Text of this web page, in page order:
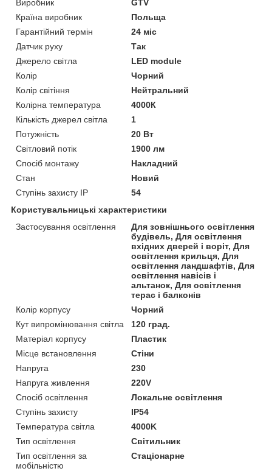
Виробник
GTV
Країна виробник
Польща
Гарантійний термін
24 міс
Датчик руху
Так
Джерело світла
LED module
Колір
Чорний
Колір світіння
Нейтральний
Колірна температура
4000К
Кількість джерел світла
1
Потужність
20 Вт
Світловий потік
1900 лм
Спосіб монтажу
Накладний
Стан
Новий
Ступінь захисту IP
54
Користувальницькі характеристики
Застосування освітлення
Для зовнішнього освітлення
будівель, Для освітлення
вхідних дверей і воріт, Для
освітлення крильця, Для
освітлення ландшафтів, Для
освітлення навісів і
альтанок, Для освітлення
терас і балконів
Колір корпусу
Чорний
Кут випромінювання світла
120 град.
Матеріал корпусу
Пластик
Місце встановлення
Стіни
Напруга
230
Напруга живлення
220V
Спосіб освітлення
Локальне освітлення
Ступінь захисту
IP54
Температура світла
4000K
Тип освітлення
Світильник
Тип освітлення за
мобільністю
Стаціонарне